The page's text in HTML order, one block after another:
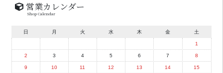
営業カレンダー
Shop Calendar
日 月 火 水 木 金 土
1
2 3 4 5 6 7 8
9 10 11 12 13 14 15